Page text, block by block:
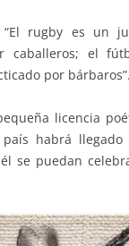
“El rugby es un
caballeros; el
por bárbaros”.
licencia
país habrá
se puedan